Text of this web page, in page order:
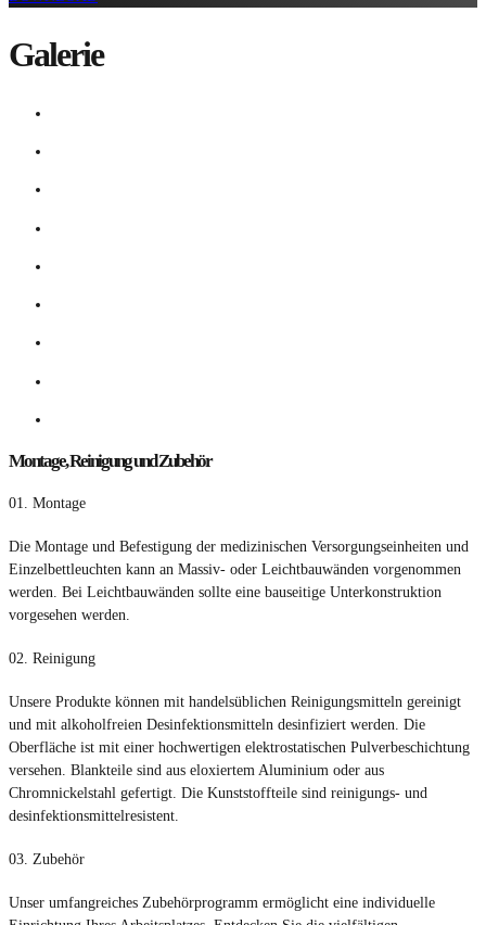
Galerie
Montage, Reinigung und Zubehör
01. Montage
Die Montage und Befestigung der medizinischen Versorgungseinheiten und
Einzelbettleuchten kann an Massiv- oder Leichtbauwänden vorgenommen
werden. Bei Leichtbauwänden sollte eine bauseitige Unterkonstruktion
vorgesehen werden.
02. Reinigung
Unsere Produkte können mit handelsüblichen Reinigungsmitteln gereinigt
und mit alkoholfreien Desinfektionsmitteln desinfiziert werden. Die
Oberfläche ist mit einer hochwertigen elektrostatischen Pulverbeschichtung
versehen. Blankteile sind aus eloxiertem Aluminium oder aus
Chromnickelstahl gefertigt. Die Kunststoffteile sind reinigungs- und
desinfektionsmittelresistent.
03. Zubehör
Unser umfangreiches Zubehörprogramm ermöglicht eine individuelle